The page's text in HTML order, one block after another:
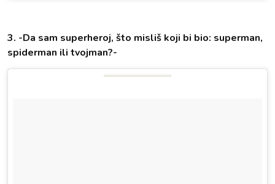
3. -Da sam superheroj, što misliš koji bi bio: superman,
spiderman ili tvojman?-